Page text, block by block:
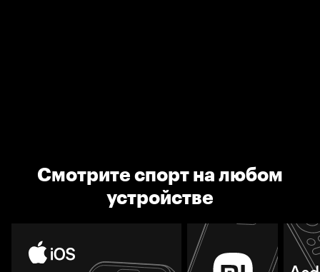
Смотрите спорт на любом
устройстве